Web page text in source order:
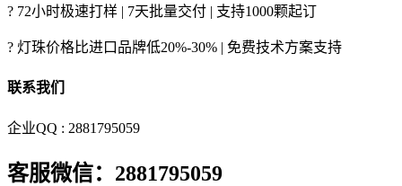
? 72小时极速打样 | 7天批量交付 | 支持1000颗起订
? 灯珠价格比进口品牌低20%-30% | 免费技术方案支持
联系我们
企业QQ : 2881795059
客服微信：2881795059